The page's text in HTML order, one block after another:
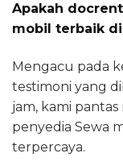
Apakah
mobil terbaik
Mengacu pada
testimoni yang
jam, kami
penyedia Sewa
terpercaya.